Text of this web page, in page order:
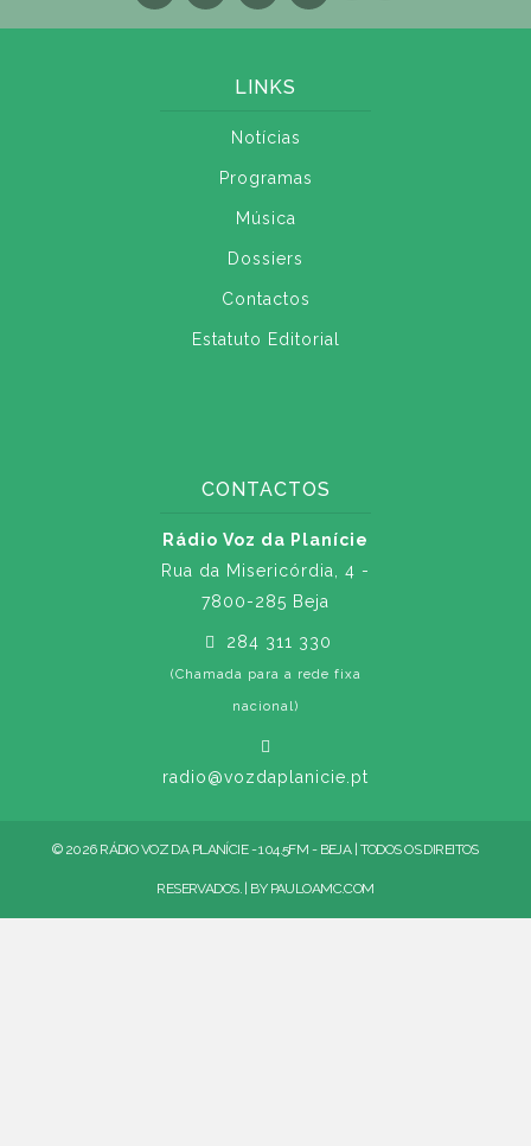
LINKS
Notícias
Programas
Música
Dossiers
Contactos
Estatuto Editorial
CONTACTOS
Rádio Voz da Planície
Rua da Misericórdia, 4 -
7800-285 Beja
284 311 330
(Chamada para a rede fixa
nacional)
radio@vozdaplanicie.pt
© 2026 RÁDIO VOZ DA PLANÍCIE - 104.5FM - BEJA | TODOS OS DIREITOS
RESERVADOS. | BY PAULOAMC.COM